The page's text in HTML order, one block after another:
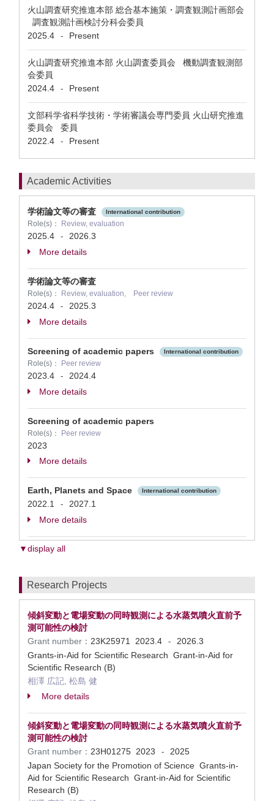
火山調査研究推進本部 総合基本施策・調査観測計画部会
調査観測計画検討分科会委員
2025.4
- Present
火山調査研究推進本部 火山調査委員会 機動調査観測部
会委員
2024.4
- Present
文部科学省科学技術・学術審議会専門委員 火山研究推進
委員会 委員
2022.4
- Present
Academic Activities
学術論文等の審査 International contribution
Role(s)： Review, evaluation
2025.4 -
2026.3
More details
学術論文等の審査
Role(s)： Review, evaluation, Peer review
2024.4 -
2025.3
More details
Screening of academic papers International contribution
Role(s)： Peer review
2023.4 -
2024.4
More details
Screening of academic papers
Role(s)： Peer review
2023
More details
Earth, Planets and Space International contribution
2022.1 -
2027.1
More details
▼display all
Research Projects
傾斜変動と電場変動の同時観測による水蒸気噴火直前予
測可能性の検討
Grant number： 23K25971 2023.4 -
2026.3
Grants-in-Aid for Scientific Research Grant-in-Aid for
Scientific Research (B)
相澤 広記, 松島 健
More details
傾斜変動と電場変動の同時観測による水蒸気噴火直前予
測可能性の検討
Grant number： 23H01275 2023 -
2025
Japan Society for the Promotion of Science Grants-in-
Aid for Scientific Research Grant-in-Aid for Scientific
Research (B)